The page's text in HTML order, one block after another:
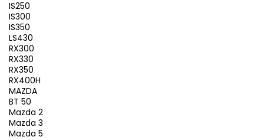
IS250
IS300
IS350
LS430
RX300
RX330
RX350
RX400H
MAZDA
BT 50
Mazda 2
Mazda 3
Mazda 5